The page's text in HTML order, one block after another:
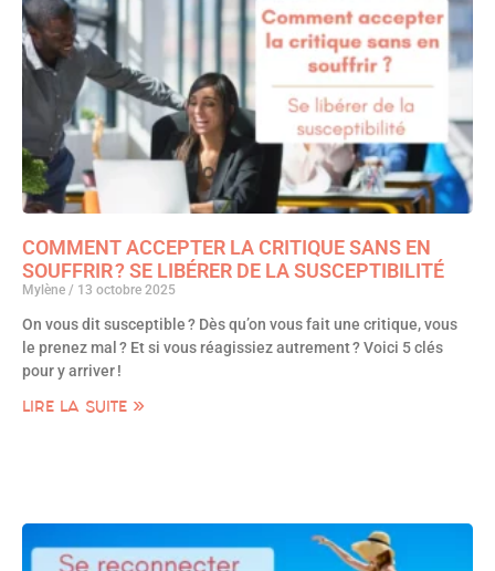
COMMENT ACCEPTER LA CRITIQUE SANS EN
SOUFFRIR ? SE LIBÉRER DE LA SUSCEPTIBILITÉ
Mylène 13 octobre 2025
On vous dit susceptible ? Dès qu’on vous fait une critique, vous
le prenez mal ? Et si vous réagissiez autrement ? Voici 5 clés
pour y arriver !
LIRE LA SUITE »